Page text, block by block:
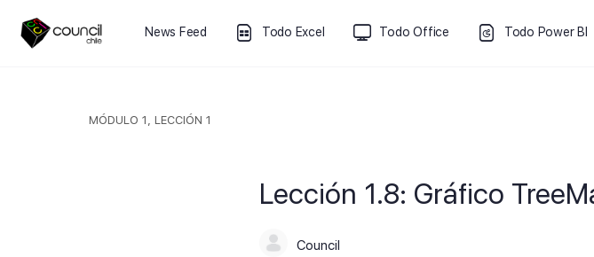
News Feed Todo Excel Todo Office Todo Power BI
MÓDULO 1, LECCIÓN 1
Lección 1.8: Gráfico
Council